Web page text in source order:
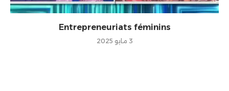
Entrepreneuriats féminins
3 مايو 2025